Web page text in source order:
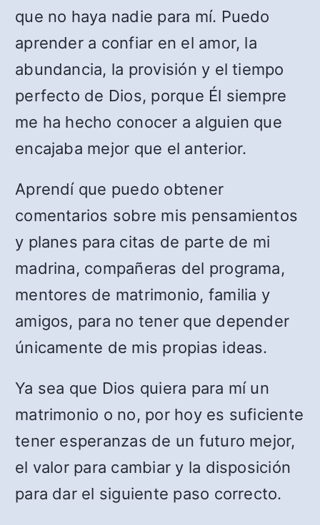
que no haya nadie para mí. Puedo
aprender a confiar en el amor, la
abundancia, la provisión y el tiempo
perfecto de Dios, porque Él siempre
me ha hecho conocer a alguien que
encajaba mejor que el anterior.
Aprendí que puedo obtener
comentarios sobre mis pensamientos
y planes para citas de parte de mi
madrina, compañeras del programa,
mentores de matrimonio, familia y
amigos, para no tener que depender
únicamente de mis propias ideas.
Ya sea que Dios quiera para mí un
matrimonio o no, por hoy es suficiente
tener esperanzas de un futuro mejor,
el valor para cambiar y la disposición
para dar el siguiente paso correcto.